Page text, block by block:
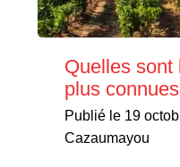
Quelles sont
plus
Publié le 19
Cazaumayou